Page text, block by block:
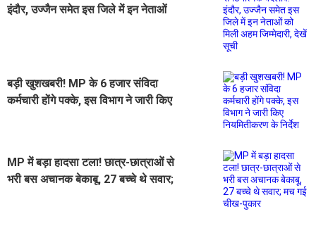
इंदौर, उज्जैन समेत इस जिले में इन नेताओं
बड़ी खुशखबरी! MP के 6 हजार संविदा
कर्मचारी होंगे पक्के, इस विभाग ने जारी किए
MP में बड़ा हादसा टला! छात्र-छात्राओं से
भरी बस अचानक बेकाबू, 27 बच्चे थे सवार;